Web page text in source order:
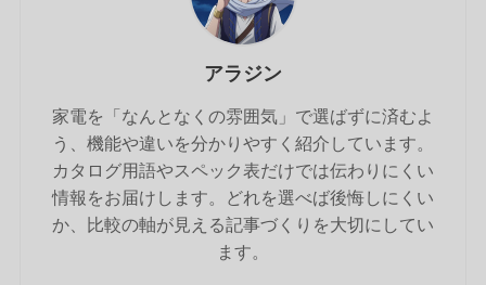
アラジン
家電を「なんとなくの雰囲気」で選ばずに済むよ
う、機能や違いを分かりやすく紹介しています。
カタログ用語やスペック表だけでは伝わりにくい
情報をお届けします。どれを選べば後悔しにくい
か、比較の軸が見える記事づくりを大切にしてい
ます。